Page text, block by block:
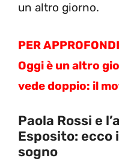
un altro giorno.
PER
Oggi è un altro
vede doppio: il
Paola Rossi e
Esposito: ecco
sogno